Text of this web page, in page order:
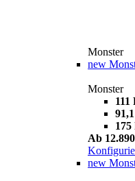
Monster
new
Monster
111
175
Ab
new